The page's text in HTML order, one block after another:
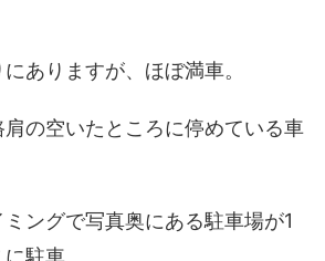
ありますが、ほぼ満車。
の空いたところに停めている車
ングで写真奥にある駐車場が1
駐車。